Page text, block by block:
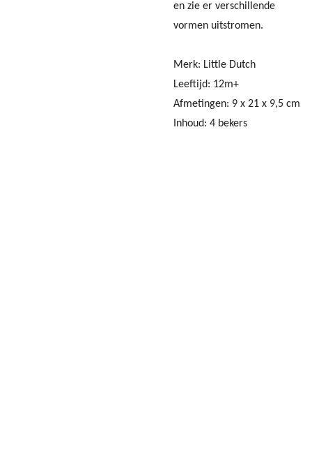
en zie er verschillende
vormen uitstromen.
Merk: Little Dutch
Leeftijd: 12m+
Afmetingen: 9 x 21 x 9,5 cm
Inhoud: 4 bekers